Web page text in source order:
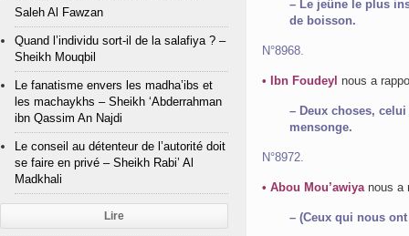
– Le jeûne le plus
de boisson.
N°8968.
• Ibn Foudeyl nous a
– Deux choses,
mensonge.
N°8972.
• Abou Mou’awiya nous a
– (Ceux qui nous
Saleh Al Fawzan
Quand l’individu sort-il de la salafiya ? –
Sheikh Mouqbil
Le fanatisme envers les madha’ibs et
les machaykhs – Sheikh ‘Abderrahman
ibn Qassim An Najdi
Le conseil au détenteur de l’autorité doit
se faire en privé – Sheikh Rabi’ Al
Madkhali
Lire